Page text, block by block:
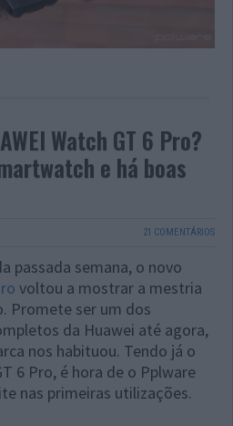
Watch GT 6 Pro?
e há boas
21 COMENTÁRIOS
passada semana, o novo
voltou a mostrar a mestria
Promete ser um dos
da Huawei até agora,
nos habituou. Tendo já o
6 Pro, é hora de o Pplware
nas primeiras utilizações.